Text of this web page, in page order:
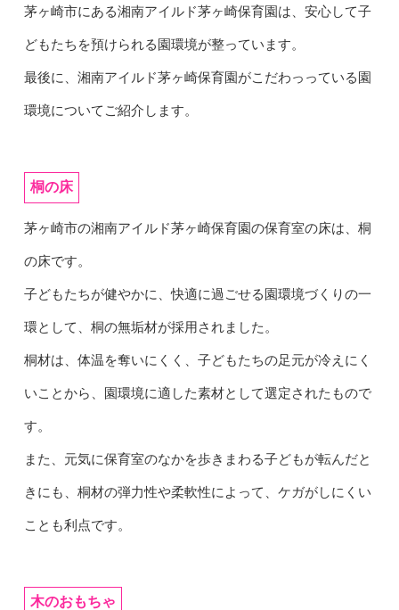
茅ヶ崎市にある湘南アイルド茅ヶ崎保育園は、安心して子
どもたちを預けられる園環境が整っています。
最後に、湘南アイルド茅ヶ崎保育園がこだわっっている園
環境についてご紹介します。
桐の床
茅ヶ崎市の湘南アイルド茅ヶ崎保育園の保育室の床は、桐
の床です。
子どもたちが健やかに、快適に過ごせる園環境づくりの一
環として、桐の無垢材が採用されました。
桐材は、体温を奪いにくく、子どもたちの足元が冷えにく
いことから、園環境に適した素材として選定されたもので
す。
また、元気に保育室のなかを歩きまわる子どもが転んだと
きにも、桐材の弾力性や柔軟性によって、ケガがしにくい
ことも利点です。
木のおもちゃ